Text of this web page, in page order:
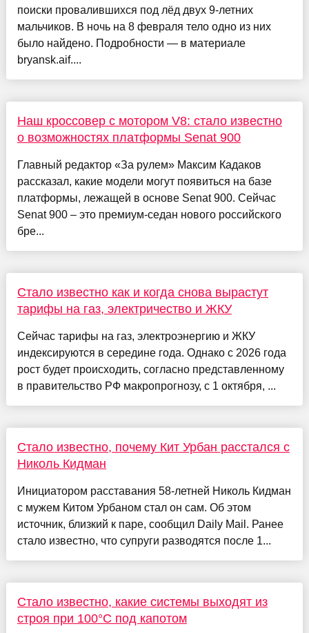
поиски провалившихся под лёд двух 9-летних
мальчиков. В ночь на 8 февраля тело одно из них
было найдено. Подробности — в материале
bryansk.aif....
Наш кроссовер с мотором V8: стало известно
о возможностях платформы Senat 900
Главный редактор «За рулем» Максим Кадаков
рассказал, какие модели могут появиться на базе
платформы, лежащей в основе Senat 900. Сейчас
Senat 900 – это премиум-седан нового российского
бре...
Стало известно как и когда снова вырастут
тарифы на газ, электричество и ЖКУ
Сейчас тарифы на газ, электроэнергию и ЖКУ
индексируются в середине года. Однако с 2026 года
рост будет происходить, согласно представленному
в правительство РФ макропрогнозу, с 1 октября, ...
Стало известно, почему Кит Урбан расстался с
Николь Кидман
Инициатором расставания 58-летней Николь Кидман
с мужем Китом Урбаном стал он сам. Об этом
источник, близкий к паре, сообщил Daily Mail. Ранее
стало известно, что супруги разводятся после 1...
Стало известно, какие системы выходят из
строя при 100°C под капотом